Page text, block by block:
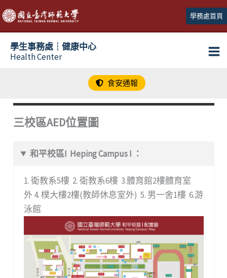
跳
至
主
學務處首頁
學生事務處┆健康中心
Health Center
食安通報
三校區AED位置圖
和平校區I Heping Campus I ：
1. 衛教系5樓 2. 衛教系6樓 3.體育館2樓體育室
外 4. 樸大樓2樓(教師休息室外) 5. 男一舍1樓 6.游
泳館